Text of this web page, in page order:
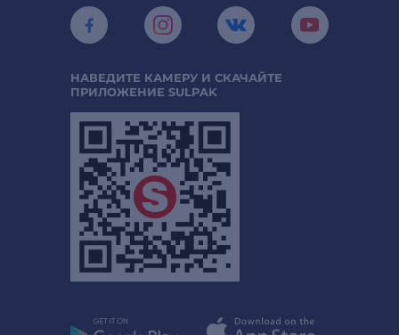
НАВЕДИТЕ КАМЕРУ И СКАЧАЙТЕ
ПРИЛОЖЕНИЕ SULPAK